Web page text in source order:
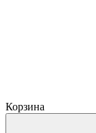
Корзина